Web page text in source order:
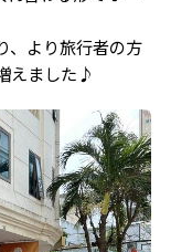
、より旅行者の方
えました♪